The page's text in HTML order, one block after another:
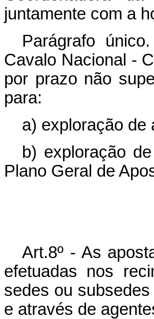
juntamente com a
Parágrafo
Cavalo Nacional -
por prazo não
para:
a) exploração de
b) exploração
Plano Geral de
Art.8º - As
efetuadas nos
sedes ou
e através de